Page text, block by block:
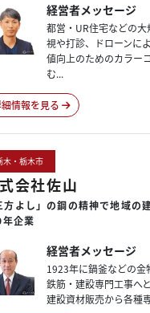
経営者メッセージ
都営・UR住宅などの
視や打診、ドローンに
値向上のためのカラー
む...
情報を見る
木・栃木市
会社佐山
方よし」の鋼の精神で地域の
企業
経営者メッセージ
1923年に鍋釜などの金
鉄筋・建設専門工事へ
建設資材販売から各種